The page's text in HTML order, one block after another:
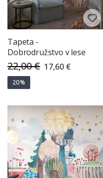
Tapeta -
Dobrodružstvo v lese
22,00 € Special
Price
17,60 €
20%